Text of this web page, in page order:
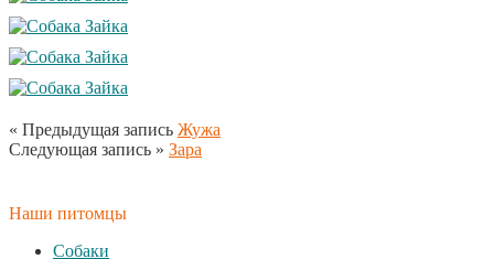
« Предыдущая запись Жужа
Следующая запись » Зара
Наши питомцы
Собаки